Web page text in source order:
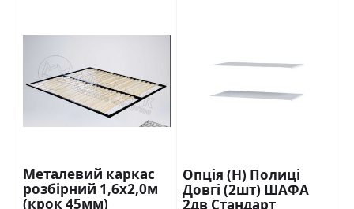
Металевий каркас
розбірний 1,6х2,0м
(крок 45мм)
Опція (Н) Полиці
Довгі (2шт) ШАФА
2дв Стандарт